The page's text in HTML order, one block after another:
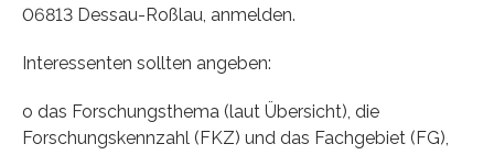
06813 Dessau-Roßlau, anmelden.
Interessenten sollten angeben:
o das Forschungsthema (laut Übersicht), die
Forschungskennzahl (FKZ) und das Fachgebiet (FG),